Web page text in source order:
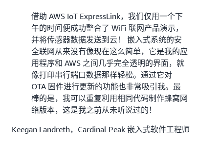
借助 AWS IoT ExpressLink，我们仅用一个下
午的时间便成功整合了 WiFi 联网产品演示，
并将传感器数据发送到云！ 嵌入式系统的安
全联网从来没有像现在这么简单，它是我的应
用程序和 AWS 之间几乎完全透明的界面，就
像打印串行端口数据那样轻松。通过它对
OTA 固件进行更新的功能也非常吸引我。最
棒的是，我可以重复利用相同代码制作蜂窝网
络版本，这是我之前从未听说过的！
Keegan Landreth，Cardinal Peak 嵌入式软件工程师